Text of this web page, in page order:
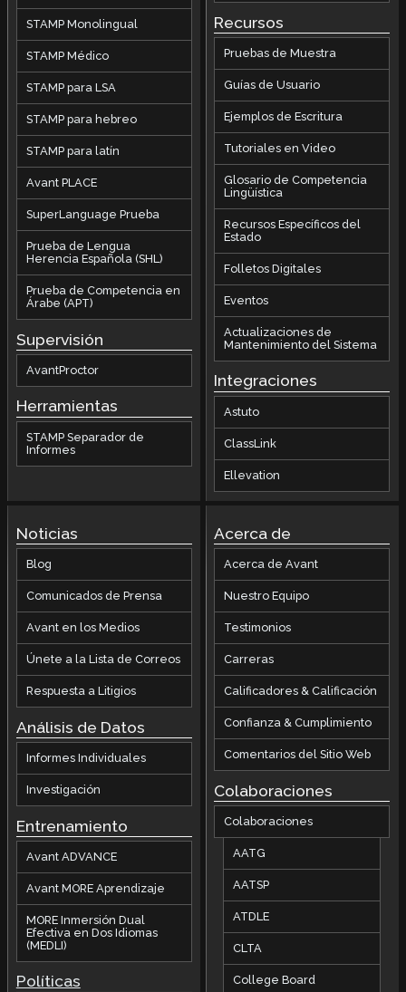
STAMP Monolingual
STAMP Médico
STAMP para LSA
STAMP para hebreo
STAMP para latín
Avant PLACE
SuperLanguage Prueba
Prueba de Lengua
Herencia Española (SHL)
Prueba de Competencia en
Árabe (APT)
Supervisión
AvantProctor
Herramientas
STAMP Separador de
Informes
Recursos
Pruebas de Muestra
Guías de Usuario
Ejemplos de Escritura
Tutoriales en Video
Glosario de Competencia
Lingüística
Recursos Específicos del
Estado
Folletos Digitales
Eventos
Actualizaciones de
Mantenimiento del Sistema
Integraciones
Astuto
ClassLink
Ellevation
Noticias
Blog
Comunicados de Prensa
Avant en los Medios
Únete a la Lista de Correos
Respuesta a Litigios
Análisis de Datos
Informes Individuales
Investigación
Entrenamiento
Avant ADVANCE
Avant MORE Aprendizaje
MORE Inmersión Dual
Efectiva en Dos Idiomas
(MEDLI)
Políticas
Acerca de
Acerca de Avant
Nuestro Equipo
Testimonios
Carreras
Calificadores & Calificación
Confianza & Cumplimiento
Comentarios del Sitio Web
Colaboraciones
Colaboraciones
AATG
AATSP
ATDLE
CLTA
College Board